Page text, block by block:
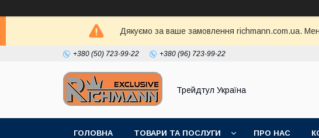
Дякуємо за ваше замовлення richmann.com.ua.
+380 (50) 723-99-22 +380 (96) 723-99-22
Трейдтул Україна
ГОЛОВНА ТОВАРИ ТА ПОСЛУГИ ПРО НАС